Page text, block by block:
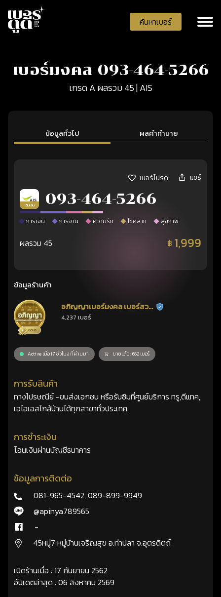
ค้นหาเบอร์
เบอร์มงคล 093-464-5266
เกรด A ผลรวม 45 | AIS
ข้อมูลทั่วไป ผลคำทำนาย
เบอร์โปรด แชร์
เติมเงิน 093-464-5266
การเงิน การงาน ความรัก โชคลาภ สุขภาพ
ผลรวม 45 ฿ 1,999
ข้อมูลร้านค้า
อภิญญาเบอร์มงคล เบอร์สวย
เลขศาสตร์
ร้านยืนยันแล้ว
4,237 เบอร์
Active เมื่อ 17 ชั่วโมง ที่ผ่านมา ขายแล้ว : 652 เบอร์
การรับสินค้า
ทางไปรษณีย์ -ขนส่งเอกชน หรือรับซิมที่ศูนย์บริการ ทรู,ดีแทค,
เอไอเอสไกล้บ้านได้ทุกสาขาทั่วประเทศ
การชำระเงิน
โอนเงินผ่านบัญชีธนาคาร
ข้อมูลการติดต่อ
081-965-4542,089-899-9949
@apinya789565
-
45หมู่7 หมู่บ้านเจริญสุข อ.ท่าปลา จ.อุตรดิตถ์
เปิดร้านเมื่อ : 17 กันยายน 2562
อัปเดตล่าสุด : 06 สิงหาคม 2569